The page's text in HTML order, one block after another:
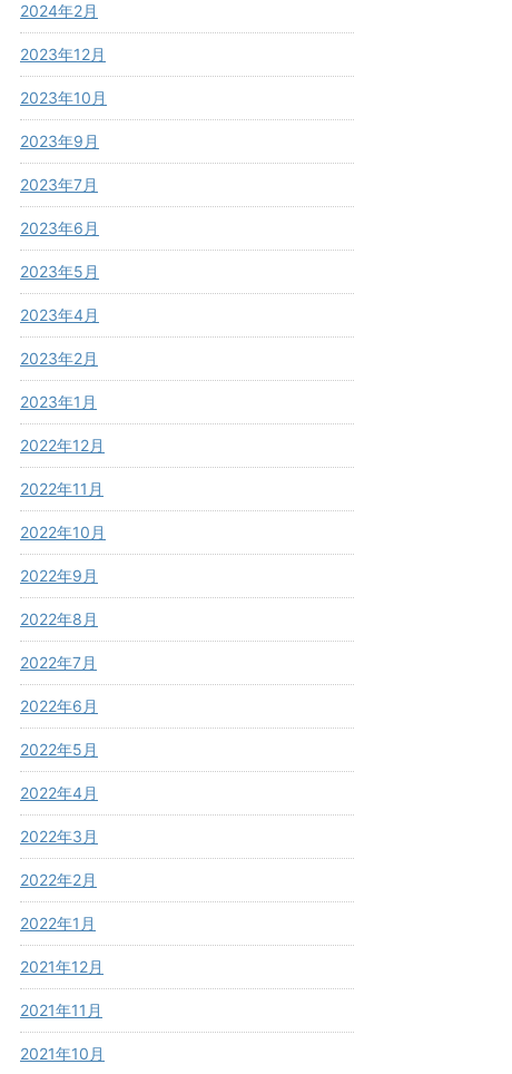
2024年2月
2023年12月
2023年10月
2023年9月
2023年7月
2023年6月
2023年5月
2023年4月
2023年2月
2023年1月
2022年12月
2022年11月
2022年10月
2022年9月
2022年8月
2022年7月
2022年6月
2022年5月
2022年4月
2022年3月
2022年2月
2022年1月
2021年12月
2021年11月
2021年10月